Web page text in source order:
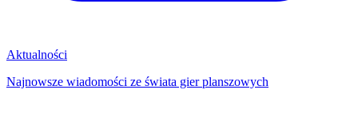
Aktualności
Najnowsze wiadomości ze świata gier planszowych